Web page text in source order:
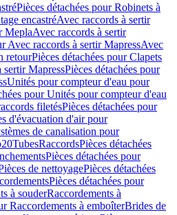
Pièces détachées pour Robinets à
encastréAvec raccords à sertir
MeplaAvec raccords à sertir
Avec raccords à sertir MapressAvec
retourPièces détachées pour Clapets
sertir MapressPièces détachées pour
Unités pour compteur d'eau pour
pour Unités pour compteur d'eau
filetésPièces détachées pour
d'évacuation d'air pour
de canalisation pour
TubesRaccordsPièces détachées
Pièces détachées pour
de nettoyagePièces détachées
Pièces détachées pour
à souderRaccordements à
Raccordements à emboîterBrides de